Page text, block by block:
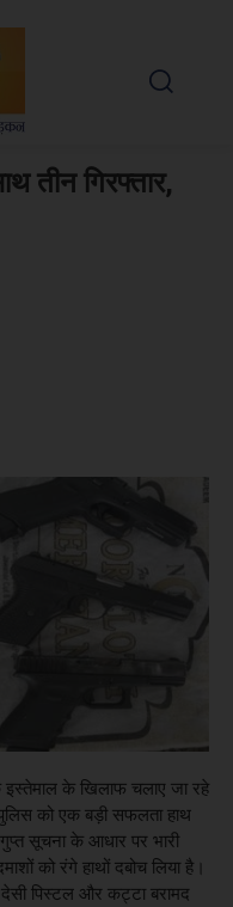
तीन गिरफ्तार,
के खिलाफ चलाए जा रहे
को एक बड़ी सफलता हाथ
सूचना के आधार पर भारी
को रंगे हाथों दबोच लिया है।
पिस्टल और कट्टा बरामद